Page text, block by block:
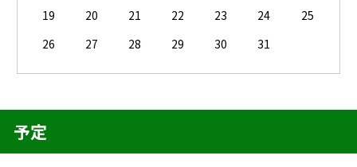
19
20 21 22 23 24
25
26
27 28 29 30 31
予定